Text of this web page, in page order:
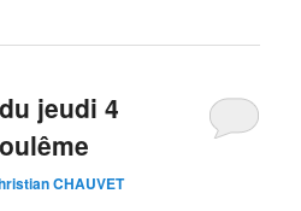
jeudi 4
CHAUVET